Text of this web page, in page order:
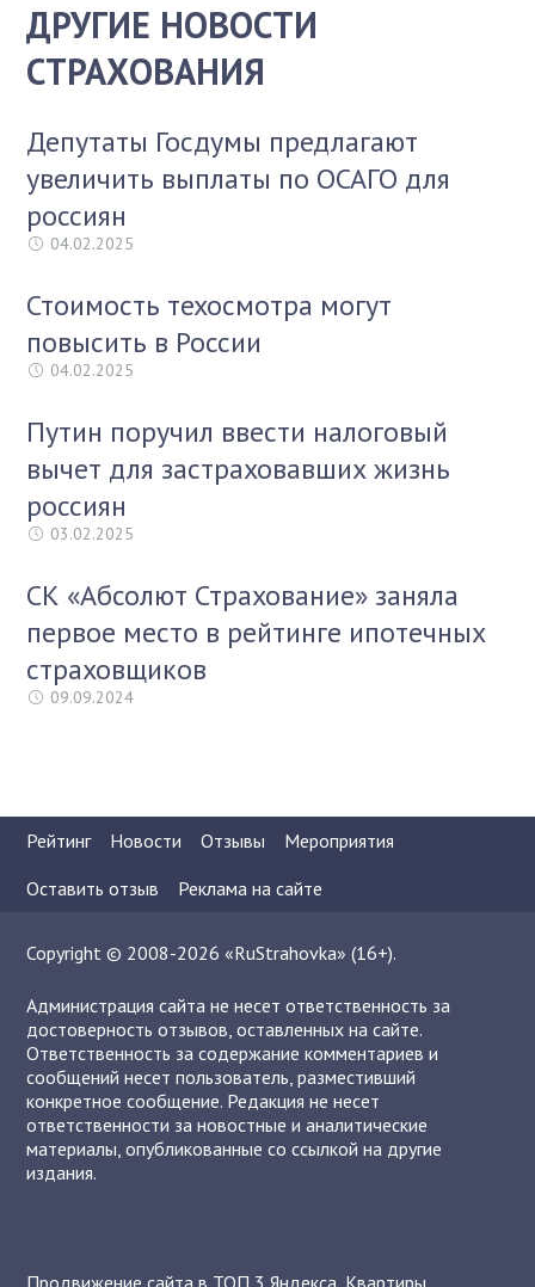
ДРУГИЕ НОВОСТИ
СТРАХОВАНИЯ
Депутаты Госдумы предлагают
увеличить выплаты по ОСАГО для
россиян
04.02.2025
Стоимость техосмотра могут
повысить в России
04.02.2025
Путин поручил ввести налоговый
вычет для застраховавших жизнь
россиян
03.02.2025
СК «Абсолют Страхование» заняла
первое место в рейтинге ипотечных
страховщиков
09.09.2024
Рейтинг Новости Отзывы
Мероприятия
Оставить отзыв
Реклама на сайте
Copyright © 2008-2026 «RuStrahovka» (16+).
Администрация сайта не несет ответственность за
достоверность отзывов, оставленных на сайте.
Ответственность за содержание комментариев и
сообщений несет пользователь, разместивший
конкретное сообщение. Редакция не несет
ответственности за новостные и аналитические
материалы, опубликованные со ссылкой на другие
издания.
Продвижение сайта в ТОП 3 Яндекса Квартиры